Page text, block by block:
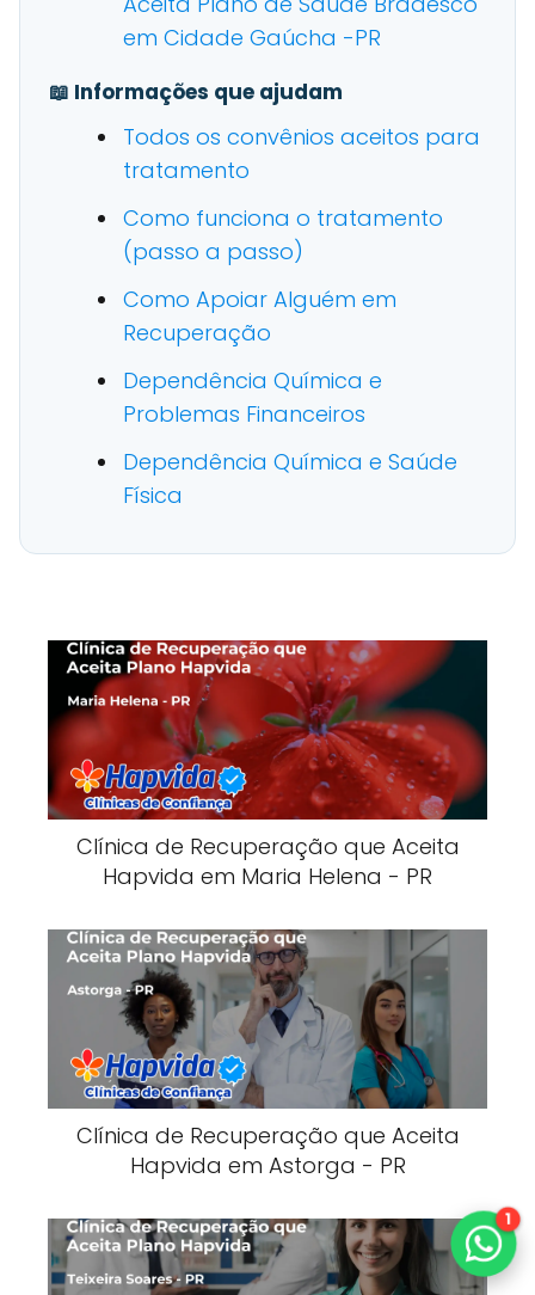
em Cidade Gaúcha -PR
📖 Informações que ajudam
Todos os convênios aceitos para
tratamento
Como funciona o tratamento
(passo a passo)
Como Apoiar Alguém em
Recuperação
Dependência Química e
Problemas Financeiros
Dependência Química e Saúde
Física
Clínica de Recuperação que Aceita
Hapvida em Maria Helena - PR
Clínica de Recuperação que Aceita
Hapvida em Astorga - PR
1